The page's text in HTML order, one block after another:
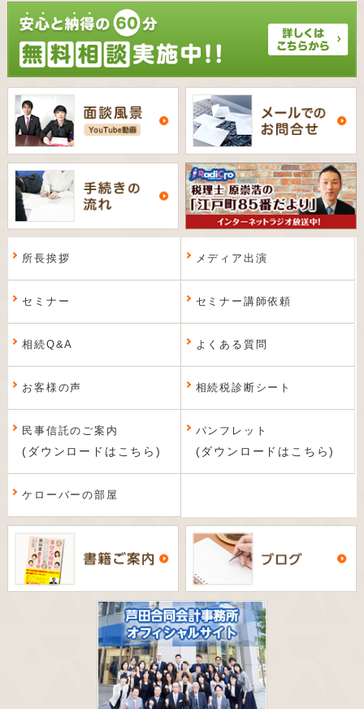
所長挨拶 メディア出演
セミナー セミナー講師依頼
相続Q&A よくある質問
お客様の声 相続税診断シート
民事信託のご案内
(ダウンロードはこちら)
パンフレット
(ダウンロードはこちら)
ケローバーの部屋